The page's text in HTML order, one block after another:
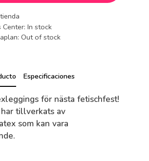
In stock
Out of stock
Especificaciones
för nästa fetischfest!
tillverkats av
som kan vara